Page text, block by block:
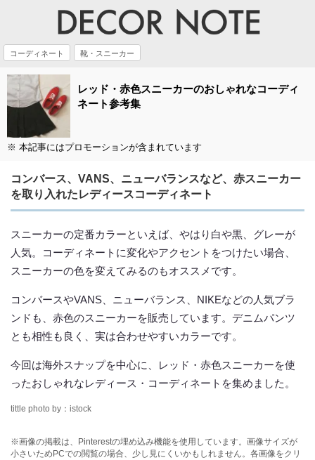
コーディネート 靴・スニーカー
レッド・赤色スニーカーのおしゃれなコーディ
ネート参考集
※ 本記事にはプロモーションが含まれています
コンバース、VANS、ニューバランスなど、赤スニーカー
を取り入れたレディースコーディネート
スニーカーの定番カラーといえば、やはり白や黒、グレーが
人気。コーディネートに変化やアクセントをつけたい場合、
スニーカーの色を変えてみるのもオススメです。
コンバースやVANS、ニューバランス、NIKEなどの人気ブラ
ンドも、赤色のスニーカーを販売しています。デニムパンツ
とも相性も良く、実は合わせやすいカラーです。
今回は海外スナップを中心に、レッド・赤色スニーカーを使
ったおしゃれなレディース・コーディネートを集めました。
tittle photo by：istock
※画像の掲載は、Pinterestの埋め込み機能を使用しています。画像サイズが
小さいためPCでの閲覧の場合、少し見にくいかもしれません。各画像をクリ